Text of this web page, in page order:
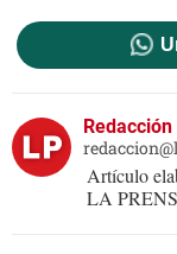
Redacción
Artículo
LA